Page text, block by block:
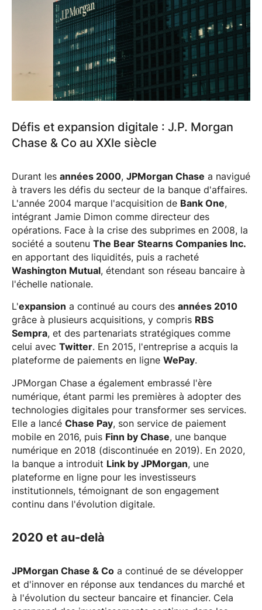
Défis et expansion digitale : J.P. Morgan
Chase & Co au XXIe siècle
Durant les années 2000, JPMorgan Chase a navigué
à travers les défis du secteur de la banque d'affaires.
L'année 2004 marque l'acquisition de Bank One,
intégrant Jamie Dimon comme directeur des
opérations. Face à la crise des subprimes en 2008, la
société a soutenu The Bear Stearns Companies Inc.
en apportant des liquidités, puis a racheté
Washington Mutual, étendant son réseau bancaire à
l'échelle nationale.
L'expansion a continué au cours des années 2010
grâce à plusieurs acquisitions, y compris RBS
Sempra, et des partenariats stratégiques comme
celui avec Twitter. En 2015, l'entreprise a acquis la
plateforme de paiements en ligne WePay.
JPMorgan Chase a également embrassé l'ère
numérique, étant parmi les premières à adopter des
technologies digitales pour transformer ses services.
Elle a lancé Chase Pay, son service de paiement
mobile en 2016, puis Finn by Chase, une banque
numérique en 2018 (discontinuée en 2019). En 2020,
la banque a introduit Link by JPMorgan, une
plateforme en ligne pour les investisseurs
institutionnels, témoignant de son engagement
continu dans l'évolution digitale.
2020 et au-delà
JPMorgan Chase & Coa continué de se développer
et d'innover en réponse aux tendances du marché et
à l'évolution du secteur bancaire et financier. Cela